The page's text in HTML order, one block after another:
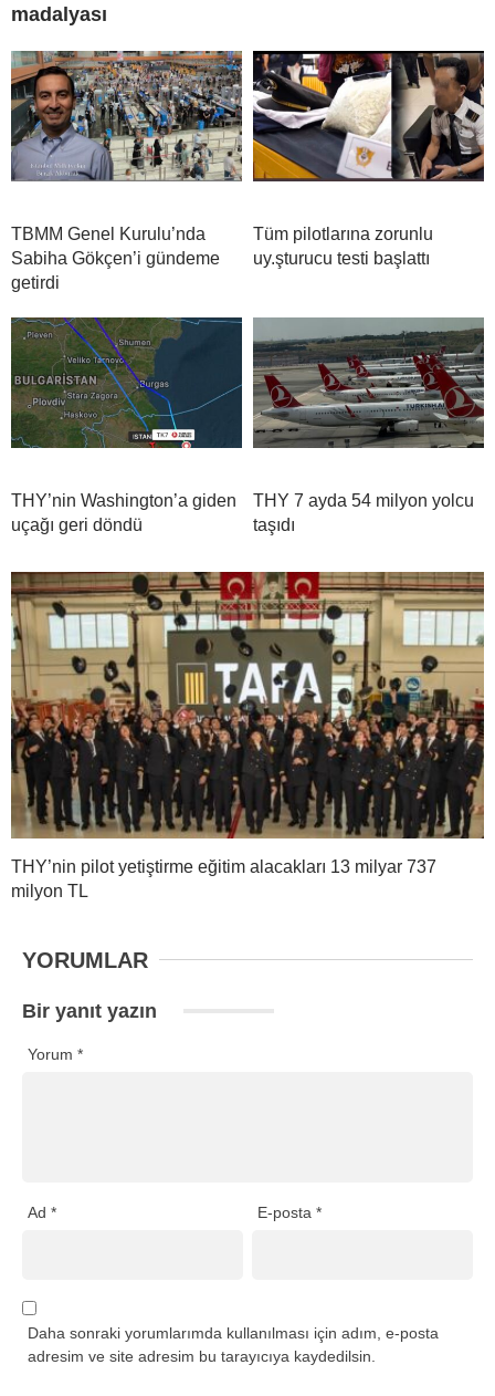
madalyası
TBMM Genel Kurulu’nda
Sabiha Gökçen’i gündeme
getirdi
Tüm pilotlarına zorunlu
uy.şturucu testi başlattı
THY’nin Washington’a giden
uçağı geri döndü
THY 7 ayda 54 milyon yolcu
taşıdı
THY’nin pilot yetiştirme eğitim alacakları 13 milyar 737
milyon TL
YORUMLAR
Bir yanıt yazın
Yorum *
Ad * E-posta*
Daha sonraki yorumlarımda kullanılması için adım, e-posta
adresim ve site adresim bu tarayıcıya kaydedilsin.